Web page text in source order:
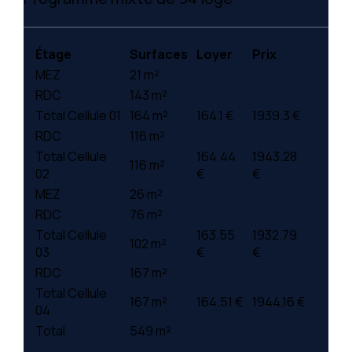
Étage Surfaces Loyer
Prix
MEZ
21 m²
RDC
143 m²
Total Cellule 01
164 m² 164.1 €
1939.3 €
RDC
116 m²
Total Cellule
02
116 m²
164.44
€
1943.28
€
MEZ
26 m²
RDC
76 m²
Total Cellule
03
102 m²
163.55
€
1932.79
€
RDC
167 m²
Total Cellule
04
167 m² 164.51 €
1944.16 €
Total
549 m²